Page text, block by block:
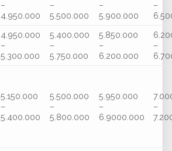
–
4.950.000
–
5.500.000
–
5.900.000
–
4.950.000
–
5.300.000
5.400.000
–
5.750.000
5.850.000
–
6.200.000
–
5.150.000
–
5.400.000
5.500.000
–
5.800.000
5.950.000
–
6.9000.000
–